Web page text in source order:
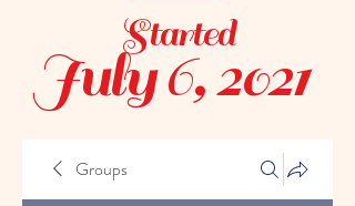
July 6, 2021
Started
Groups